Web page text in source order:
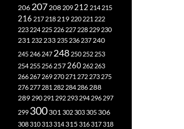
206 207 208 209 212 214 215
216 217 218219 220 221 222
223 224 225 226 227 228 229 230
231 232 233 235 236 237240
245 246 247248 250 252 253
254 255 256257 260 262 263
266 267 269 270 271 272 273 275
276 277 281 282 284 286 288
289 290 291 292 293 294 296 297
299 300301302303305306
308310313314315 316317318